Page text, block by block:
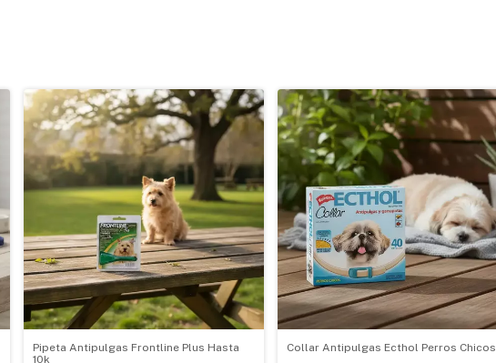
Pipeta Antipulgas Frontline Plus Hasta
10k
Collar Antipulgas Ecthol Perros Chicos